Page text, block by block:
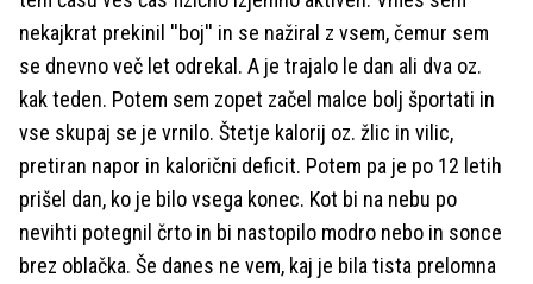
nekajkrat prekinil ''boj'' in se nažiral z vsem, čemur sem
se dnevno več let odrekal. A je trajalo le dan ali dva oz.
kak teden. Potem sem zopet začel malce bolj športati in
vse skupaj se je vrnilo. Štetje kalorij oz. žlic in vilic,
pretiran napor in kalorični deficit. Potem pa je po 12 letih
prišel dan, ko je bilo vsega konec. Kot bi na nebu po
nevihti potegnil črto in bi nastopilo modro nebo in sonce
brez oblačka. Še danes ne vem, kaj je bila tista prelomna